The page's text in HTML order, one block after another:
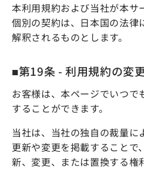
本利用規約および当社が本サ
個別の契約は、日本国の法律
解釈されるものとします。
■第19条 - 利用規約の変
お客様は、本ページでいつで
することができます。
当社は、当社の独自の裁量に
更新や変更を掲載することで
新、変更、または置換する権